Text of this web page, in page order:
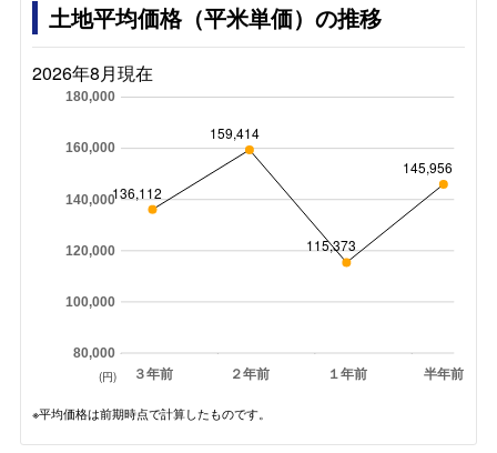
土地平均価格（平米単価）の推移
2026年8月現在
３年前 ２年前 １年前 半年前
80,000
100,000
120,000
140,000
160,000
180,000
136,112
159,414
115,373
145,956
(円)
※平均価格は前期時点で計算したものです。